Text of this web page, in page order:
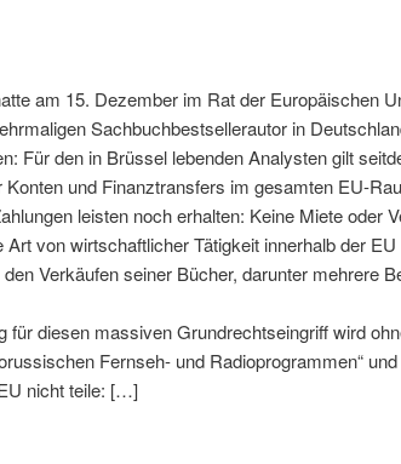
am 15. Dezember im Rat der Europäischen
Sachbuchbestsellerautor in
Für den in Brüssel lebenden Analysten gilt
und Finanztransfers im gesamten EU-
leisten noch erhalten: Keine Miete oder
Art von wirtschaftlicher Tätigkeit innerhalb der
Verkäufen seiner Bücher, darunter mehrere
für diesen massiven Grundrechtseingriff wird
Fernseh- und Radioprogrammen“
nicht teile: […]